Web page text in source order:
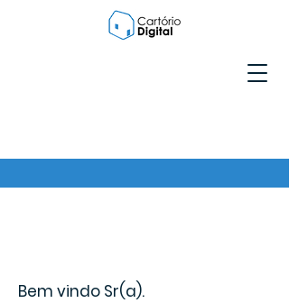
Bem vindo Sr(a).